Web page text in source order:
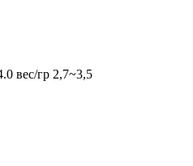
вес/гр 2,7~3,5